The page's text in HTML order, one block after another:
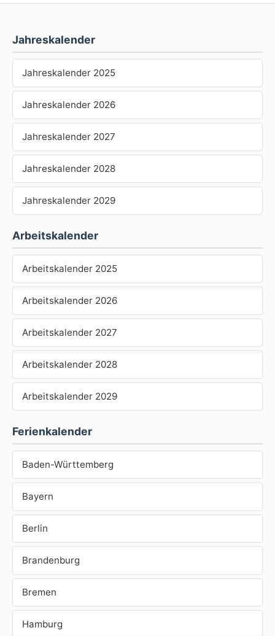
Jahreskalender
Jahreskalender 2025
Jahreskalender 2026
Jahreskalender 2027
Jahreskalender 2028
Jahreskalender 2029
Arbeitskalender
Arbeitskalender 2025
Arbeitskalender 2026
Arbeitskalender 2027
Arbeitskalender 2028
Arbeitskalender 2029
Ferienkalender
Baden-Württemberg
Bayern
Berlin
Brandenburg
Bremen
Hamburg